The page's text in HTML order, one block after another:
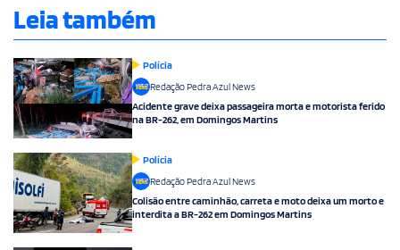
Leia também
Polícia
Redação Pedra Azul News
Acidente grave deixa passageira morta e motorista ferido
na BR-262, em Domingos Martins
Polícia
Redação Pedra Azul News
Colisão entre caminhão, carreta e moto deixa um morto e
interdita a BR-262 em Domingos Martins